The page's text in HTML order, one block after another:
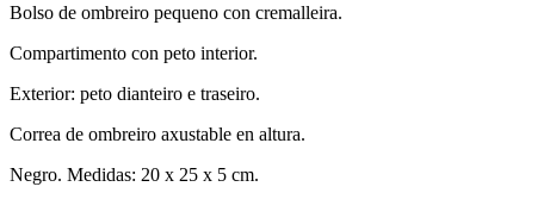
Bolso de ombreiro pequeno con cremalleira.
Compartimento con peto interior.
Exterior: peto dianteiro e traseiro.
Correa de ombreiro axustable en altura.
Negro. Medidas: 20 x 25 x 5 cm.